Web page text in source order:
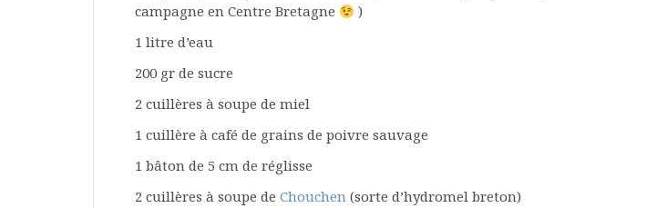
campagne en Centre Bretagne
)
1 litre d’eau
200 gr de sucre
2 cuillères à soupe de miel
1 cuillère à café de grains de poivre sauvage
1 bâton de 5 cm de réglisse
2 cuillères à soupe de Chouchen (sorte d’hydromel breton)